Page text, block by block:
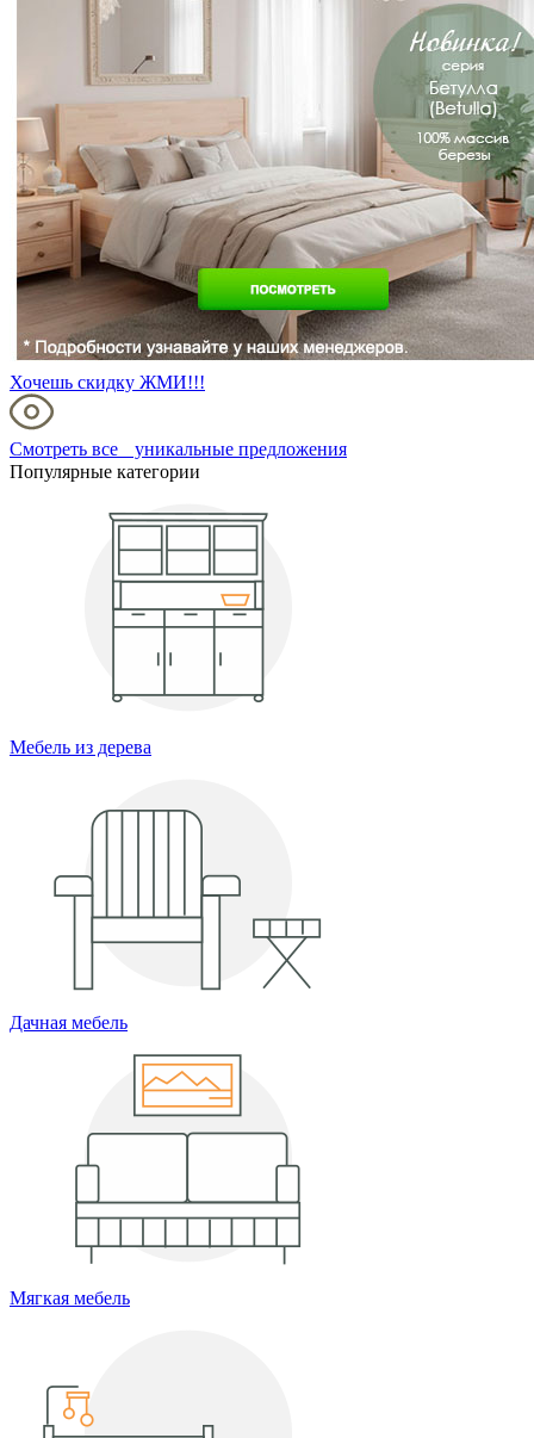
Хочешь скидку ЖМИ!!!
Смотреть все уникальные предложения
Популярные категории
Мебель из дерева
Дачная мебель
Мягкая мебель